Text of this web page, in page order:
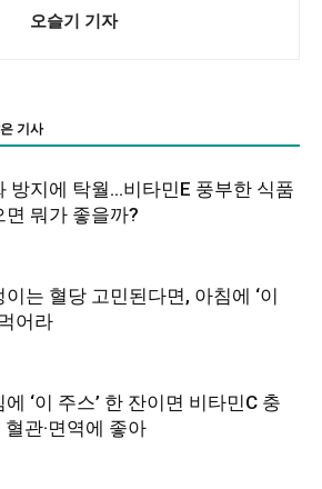
오슬기 기자
기사
방지에 탁월…비타민E 풍부한 식품
면 뭐가 좋을까?
이는 혈당 고민된다면, 아침에 ‘이
어라
에 ‘이 주스’ 한 잔이면 비타민C 충
관·면역에 좋아